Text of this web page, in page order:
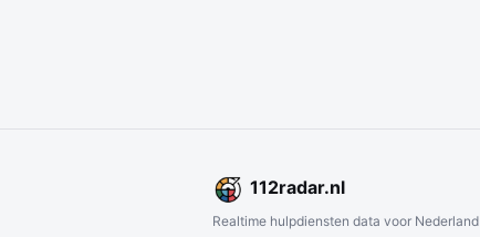
112radar.nl
Realtime hulpdiensten data voor Nederland